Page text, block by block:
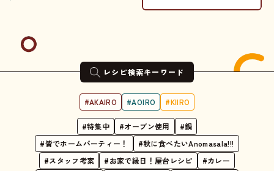
レシピ検索キーワード
#AKAIRO #AOIRO #KIIRO
#特集中 #オーブン使用
#鍋
#皆でホームパーティー！
#秋に食べたいAnomasala!!!
#スタッフ考案
#お家で縁日！屋台レシピ
#カレー